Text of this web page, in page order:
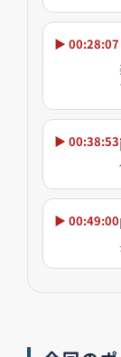
▶ 00:28:07
▶ 00:38:53
▶ 00:49:00